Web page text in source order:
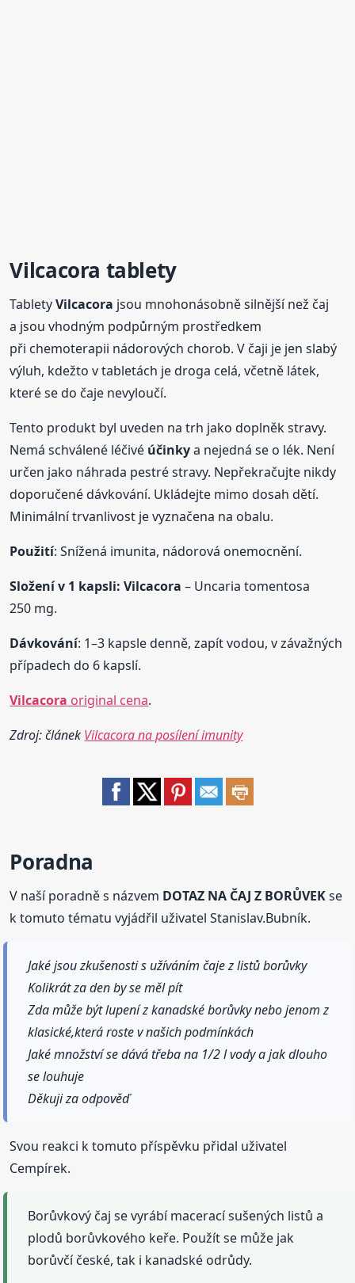
Vilcacora tablety
TabletyVilcacora jsou mnohonásobně silnější než čaj
a jsou vhodným podpůrným prostředkem
při chemoterapii nádorových chorob. V čaji je jen slabý
výluh, kdežto v tabletách je droga celá, včetně látek,
které se do čaje nevyloučí.
Tento produkt byl uveden na trh jako doplněk stravy.
Nemá schválené léčivé účinkya nejedná se o lék. Není
určen jako náhrada pestré stravy. Nepřekračujte nikdy
doporučené dávkování. Ukládejte mimo dosah dětí.
Minimální trvanlivost je vyznačena na obalu.
Použití: Snížená imunita, nádorová onemocnění.
Složení v 1 kapsli: Vilcacora – Uncaria tomentosa
250 mg.
Dávkování: 1–3 kapsle denně, zapít vodou, v závažných
případech do 6 kapslí.
Vilcacora original cena.
Zdroj: článek Vilcacora na posílení imunity
Poradna
V naší poradně s názvem DOTAZ NA ČAJ Z BORŮVEKse
k tomuto tématu vyjádřil uživatel Stanislav.Bubník.
Jaké jsou zkušenosti s užíváním čaje z listů borůvky
Kolikrát za den by se měl pít
Zda může být lupení z kanadské borůvky nebo jenom z
klasické,která roste v našich podmínkách
Jaké množství se dává třeba na 1/2 l vody a jak dlouho
se louhuje
Děkuji za odpověď
Svou reakci k tomuto příspěvku přidal uživatel
Cempírek.
Borůvkový čaj se vyrábí macerací sušených listů a
plodů borůvkového keře. Použít se může jak
borůvčí české, tak i kanadské odrůdy.